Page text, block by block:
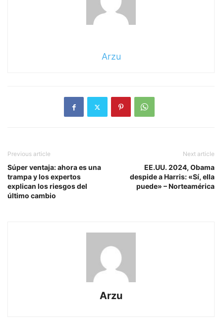
Arzu
Previous article
Súper ventaja: ahora es una
trampa y los expertos
explican los riesgos del
último cambio
Next article
EE.UU. 2024, Obama
despide a Harris: «Sí, ella
puede» – Norteamérica
Arzu